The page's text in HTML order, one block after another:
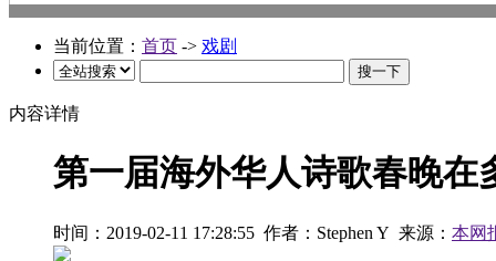
当前位置： 首页 -> 戏剧
内容详情
第一届海外华人诗歌春晚在
时间：2019-02-11 17:28:55 作者：Stephen Y 来源： 本网